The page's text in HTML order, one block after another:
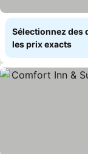
Sélectionnez des
les prix exacts